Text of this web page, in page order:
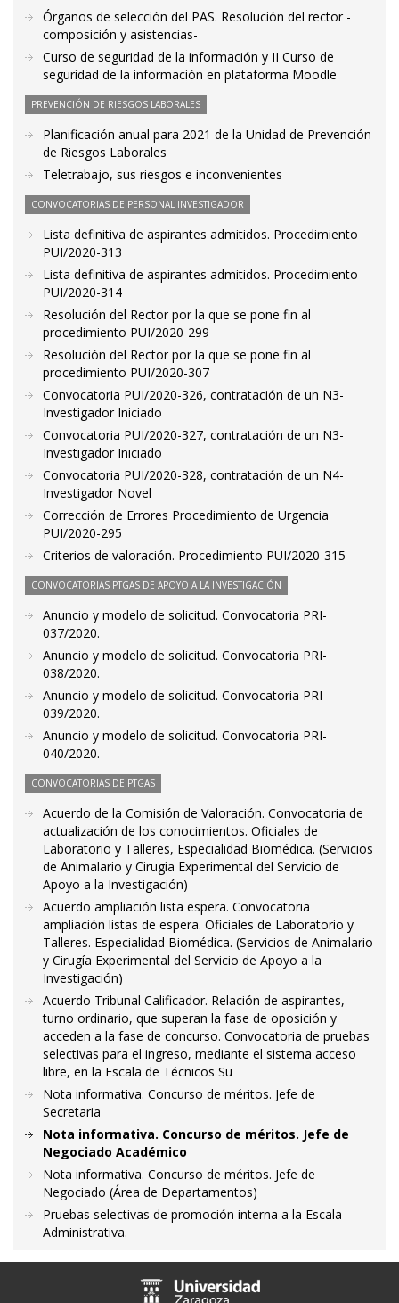
Órganos de selección del PAS. Resolución del rector -
composición y asistencias-
Curso de seguridad de la información y II Curso de
seguridad de la información en plataforma Moodle
PREVENCIÓN DE RIESGOS LABORALES
Planificación anual para 2021 de la Unidad de Prevención
de Riesgos Laborales
Teletrabajo, sus riesgos e inconvenientes
CONVOCATORIAS DE PERSONAL INVESTIGADOR
Lista definitiva de aspirantes admitidos. Procedimiento
PUI/2020-313
Lista definitiva de aspirantes admitidos. Procedimiento
PUI/2020-314
Resolución del Rector por la que se pone fin al
procedimiento PUI/2020-299
Resolución del Rector por la que se pone fin al
procedimiento PUI/2020-307
Convocatoria PUI/2020-326, contratación de un N3-
Investigador Iniciado
Convocatoria PUI/2020-327, contratación de un N3-
Investigador Iniciado
Convocatoria PUI/2020-328, contratación de un N4-
Investigador Novel
Corrección de Errores Procedimiento de Urgencia
PUI/2020-295
Criterios de valoración. Procedimiento PUI/2020-315
CONVOCATORIAS PTGAS DE APOYO A LA INVESTIGACIÓN
Anuncio y modelo de solicitud. Convocatoria PRI-
037/2020.
Anuncio y modelo de solicitud. Convocatoria PRI-
038/2020.
Anuncio y modelo de solicitud. Convocatoria PRI-
039/2020.
Anuncio y modelo de solicitud. Convocatoria PRI-
040/2020.
CONVOCATORIAS DE PTGAS
Acuerdo de la Comisión de Valoración. Convocatoria de
actualización de los conocimientos. Oficiales de
Laboratorio y Talleres, Especialidad Biomédica. (Servicios
de Animalario y Cirugía Experimental del Servicio de
Apoyo a la Investigación)
Acuerdo ampliación lista espera. Convocatoria
ampliación listas de espera. Oficiales de Laboratorio y
Talleres. Especialidad Biomédica. (Servicios de Animalario
y Cirugía Experimental del Servicio de Apoyo a la
Investigación)
Acuerdo Tribunal Calificador. Relación de aspirantes,
turno ordinario, que superan la fase de oposición y
acceden a la fase de concurso. Convocatoria de pruebas
selectivas para el ingreso, mediante el sistema acceso
libre, en la Escala de Técnicos Su
Nota informativa. Concurso de méritos. Jefe de
Secretaria
Nota informativa. Concurso de méritos. Jefe de
Negociado Académico
Nota informativa. Concurso de méritos. Jefe de
Negociado (Área de Departamentos)
Pruebas selectivas de promoción interna a la Escala
Administrativa.